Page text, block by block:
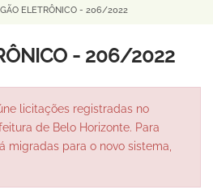
ELETRÔNICO - 206/2022
- 206/2022
licitações registradas no
de Belo Horizonte. Para
migradas para o novo sistema,